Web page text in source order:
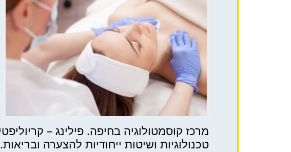
טכנולוגיות ושיטות ייחודיות להצערה ובריאות.